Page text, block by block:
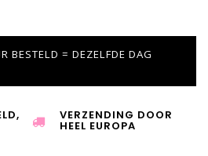
BESTELD = DEZELFDE DAG
VERZENDING DOOR
HEEL EUROPA